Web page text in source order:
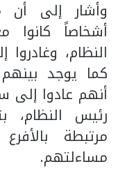
وأشار إلى أن
أشخاصاً كانوا
النظام،
كما يوجد
أنهم عادوا إلى
رئيس
مرتبطة
مساءلتهم.